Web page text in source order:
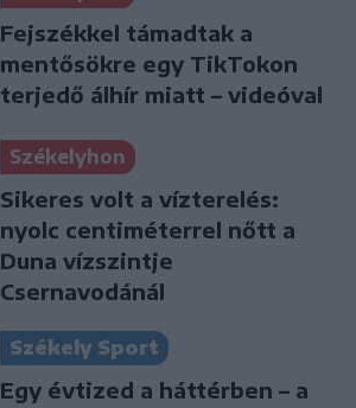
Fejszékkel támadtak a
mentősökre egy TikTokon
terjedő álhír miatt – videóval
Székelyhon
Sikeres volt a vízterelés:
nyolc centiméterrel nőtt a
Duna vízszintje
Csernavodánál
Székely Sport
Egy évtized a háttérben – a